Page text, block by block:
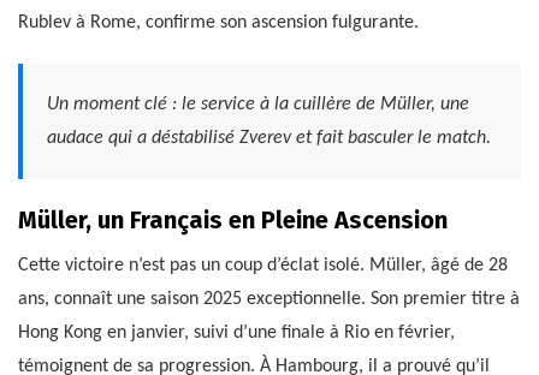
Rublev à Rome, confirme son ascension fulgurante.
Un moment clé : le service à la cuillère de Müller, une
audace qui a déstabilisé Zverev et fait basculer le match.
Müller, un Français en Pleine Ascension
Cette victoire n’est pas un coup d’éclat isolé. Müller, âgé de 28
ans, connaît une saison 2025 exceptionnelle. Son premier titre à
Hong Kong en janvier, suivi d’une finale à Rio en février,
témoignent de sa progression. À Hambourg, il a prouvé qu’il